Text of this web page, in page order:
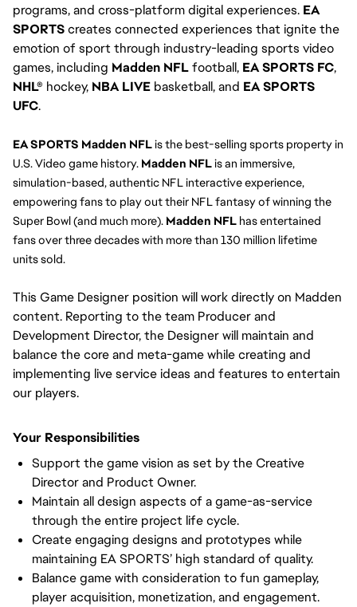
programs, and cross-platform digital experiences. EA
SPORTScreates connected experiences that ignite the
emotion of sport through industry-leading sports video
games, including Madden NFLfootball, EA SPORTS FC,
NHL® hockey, NBA LIVE basketball, and EA SPORTS
UFC.
EA SPORTS Madden NFL is the best-selling sports property in
U.S. Video game history. Madden NFL is an immersive,
simulation-based, authentic NFL interactive experience,
empowering fans to play out their NFL fantasy of winning the
Super Bowl (and much more). Madden NFL has entertained
fans over three decades with more than 130 million lifetime
units sold.
This Game Designer position will work directly on Madden
content. Reporting to the team Producer and
Development Director, the Designer will maintain and
balance the core and meta-game while creating and
implementing live service ideas and features to entertain
our players.
Your Responsibilities
Support the game vision as set by the Creative
Director and Product Owner.
Maintain all design aspects of a game-as-service
through the entire project life cycle.
Create engaging designs and prototypes while
maintaining EA SPORTS’ high standard of quality.
Balance game with consideration to fun gameplay,
player acquisition, monetization, and engagement.